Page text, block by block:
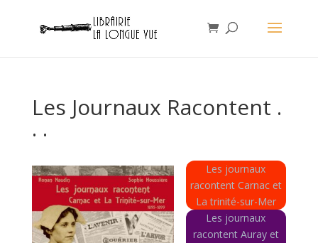
Les Journaux Racontent .
. .
Les journaux
racontent Carnac et
La trinité-sur-Mer
Les journaux
racontent Auray et